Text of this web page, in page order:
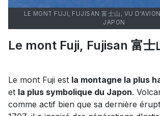
LE MONT FUJI, FUJISAN 富士山, VU
JAPON
Le mont Fuji, Fujisan 富士
Le mont Fuji est la montagne la plus
et la plus symbolique du Japon.
comme actif bien que sa dernière